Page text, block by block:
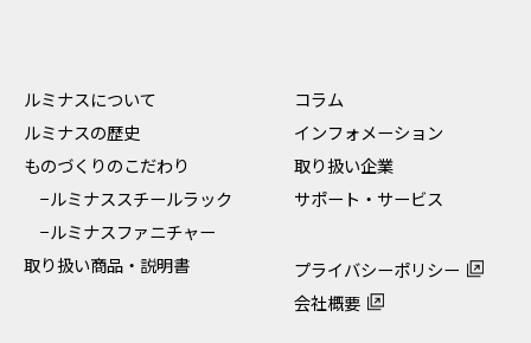
ルミナスについて
ルミナスの歴史
ものづくりのこだわり
−ルミナススチールラック
−ルミナスファニチャー
取り扱い商品・説明書
コラム
インフォメーション
取り扱い企業
サポート・サービス
プライバシーポリシー
会社概要